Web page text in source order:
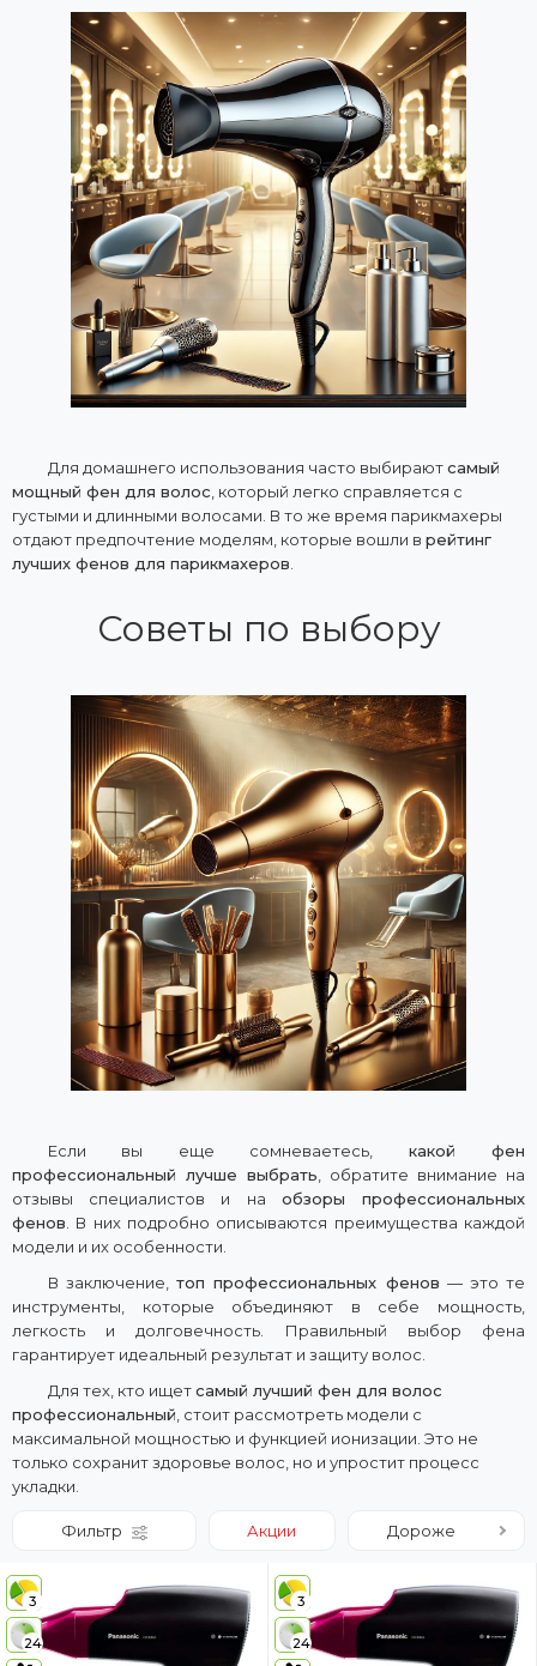
Для домашнего использования часто выбираютсамый
мощный фен для волос , который легко справляется с
густыми и длинными волосами. В то же время парикмахеры
отдают предпочтение моделям, которые вошли в рейтинг
лучших фенов для парикмахеров
Советы по выбору
Если вы еще сомневаетесь, какой фен
профессиональный лучше выбрать , обратите внимание на
отзывы специалистов и на обзоры профессиональных
фенов . В них подробно описываются преимущества каждой
модели и их особенности.
В заключение,топ профессиональных фенов — это те
инструменты, которые объединяют в себе мощность,
легкость и долговечность. Правильный выбор фена
гарантирует идеальный результат и защиту волос.
Для тех, кто ищетсамый лучший фен для волос
профессиональный , стоит рассмотреть модели с
максимальной мощностью и функцией ионизации. Это не
только сохранит здоровье волос, но и упростит процесс
укладки.
Фильтр Акции Дороже
3
24
3
24